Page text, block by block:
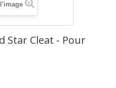
Star Cleat - Pour